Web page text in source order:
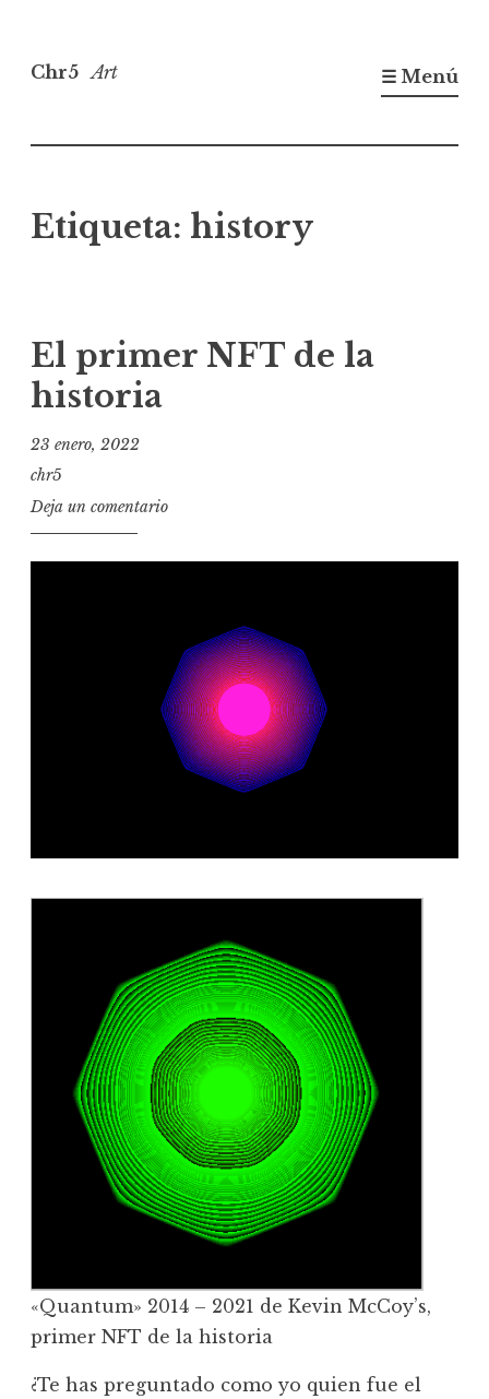
al
Chr5 Art ☰ Menú
Etiqueta: history
El primer NFT de la
historia
23 enero, 2022
chr5
Deja un comentario
«Quantum» 2014 – 2021 de Kevin McCoy’s,
primer NFT de la historia
¿Te has preguntado como yo quien fue el